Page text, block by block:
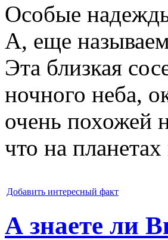
Особые
А, еще
Эта близкая
ночного неба,
очень похожей
что на
Добавить интересный факт
А знаете ли